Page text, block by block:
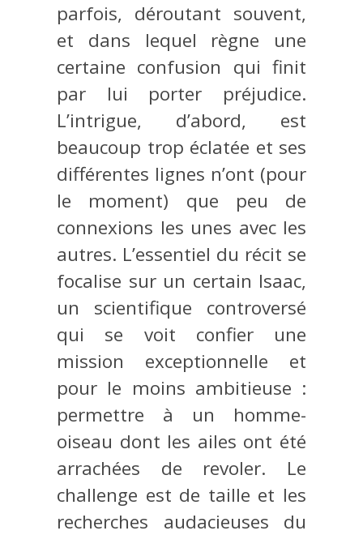
parfois, déroutant souvent,
et dans lequel règne une
certaine confusion qui finit
par lui porter préjudice.
L’intrigue, d’abord, est
beaucoup trop éclatée et ses
différentes lignes n’ont (pour
le moment) que peu de
connexions les unes avec les
autres. L’essentiel du récit se
focalise sur un certain Isaac,
un scientifique controversé
qui se voit confier une
mission exceptionnelle et
pour le moins ambitieuse :
permettre à un homme-
oiseau dont les ailes ont été
arrachées de revoler. Le
challenge est de taille et les
recherches audacieuses du